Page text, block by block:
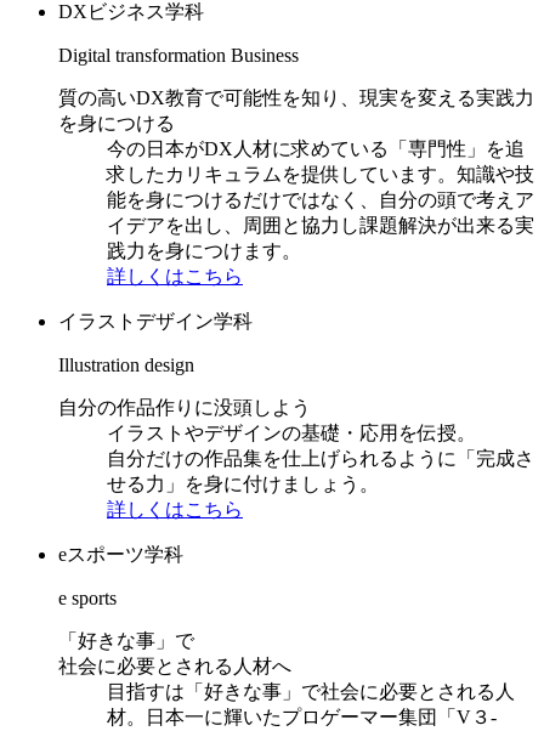
DXビジネス学科
Digital transformation Business
質の高いDX教育で可能性を知り、現実を変える実践力
を身につける
今の日本がDX人材に求めている「専門性」を追
求したカリキュラムを提供しています。知識や技
能を身につけるだけではなく、自分の頭で考えア
イデアを出し、周囲と協力し課題解決が出来る実
践力を身につけます。
詳しくはこちら
イラストデザイン学科
Illustration design
自分の作品作りに没頭しよう
イラストやデザインの基礎・応用を伝授。
自分だけの作品集を仕上げられるように「完成さ
せる力」を身に付けましょう。
詳しくはこちら
eスポーツ学科
e sports
「好きな事」で
社会に必要とされる人材へ
目指すは「好きな事」で社会に必要とされる人
材。日本一に輝いたプロゲーマー集団「V３-